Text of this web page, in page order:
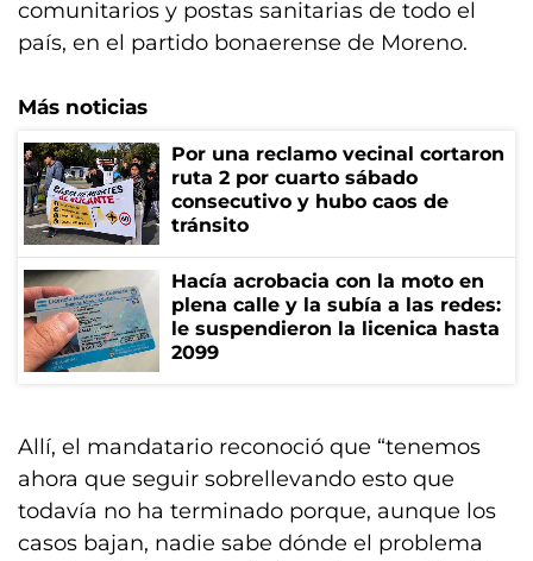
comunitarios y postas sanitarias de todo el
país, en el partido bonaerense de Moreno.
Más noticias
Por una reclamo vecinal cortaron
ruta 2 por cuarto sábado
consecutivo y hubo caos de
tránsito
Hacía acrobacia con la moto en
plena calle y la subía a las redes:
le suspendieron la licenica hasta
2099
Allí, el mandatario reconoció que “tenemos
ahora que seguir sobrellevando esto que
todavía no ha terminado porque, aunque los
casos bajan, nadie sabe dónde el problema